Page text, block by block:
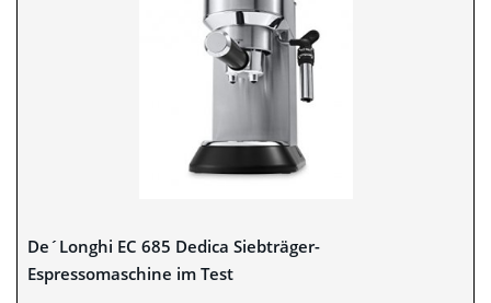
De´Longhi EC 685 Dedica Siebträger-
Espressomaschine im Test